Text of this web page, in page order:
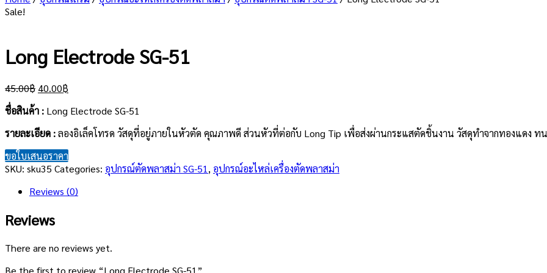
Sale!
Long Electrode SG-51
45.00฿ Original
was:
45.00฿.
40.00฿
is:
40.00฿.
ชื่อสินค้า : Long Electrode SG-51
รายละเอียด :ลองอิเล็คโทรด วัสดุที่อยู่ภายในหัวตัด คุณภาพดี ส่วนหัวที่ต่อกับ Long Tip เพื่อส่งผ่านกระแสตัดชิ้นงาน วัสดุทำจากทองแดง ท
ขอใบเสนอราคา
SKU: sku35 Categories: อุปกรณ์ตัดพลาสม่า SG-51 , อุปกรณ์อะไหล่เครื่องตัดพลาสม่า
Reviews (0)
Reviews
There are no reviews yet.
Be the first to review “Long Electrode SG-51”